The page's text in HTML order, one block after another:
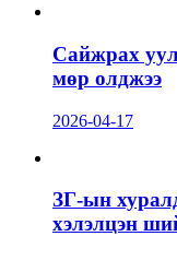
Сайжрах
мөр олджээ
2026-04-17
ЗГ-ын
хэлэлцэн